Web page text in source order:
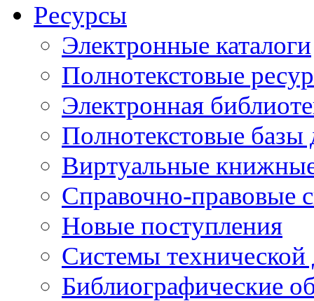
Ресурсы
Электронные каталоги
Полнотекстовые
Электронная
Полнотекстовые
Виртуальные
Справочно-правовые
Новые поступления
Cистемы
Библиографические